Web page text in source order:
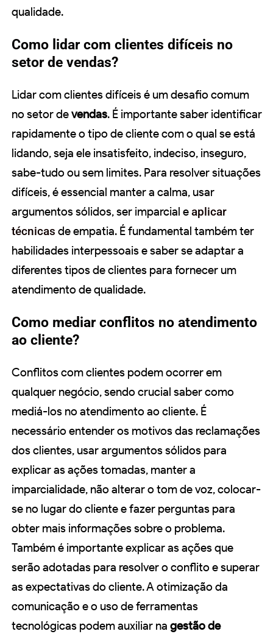
qualidade.
Como lidar com clientes difíceis no
setor de vendas?
Lidar com clientes difíceis é um desafio comum
no setor devendas. É importante saber identificar
rapidamente o tipo de cliente com o qual se está
lidando, seja ele insatisfeito, indeciso, inseguro,
sabe-tudo ou sem limites. Para resolver situações
difíceis, é essencial manter a calma, usar
argumentos sólidos, ser imparcial eaplicar
técnicas de empatia. É fundamental também ter
habilidades interpessoais e saber se adaptar a
diferentes tipos de clientes para fornecer um
atendimento de qualidade.
Como mediar conflitos no atendimento
ao cliente?
Conflitos com clientes podem ocorrer em
qualquer negócio, sendo crucial saber como
mediá-los no atendimento ao cliente. É
necessário entender os motivos das reclamações
dos clientes, usar argumentos sólidos para
explicar as ações tomadas, manter a
imparcialidade, não alterar o tom de voz, colocar-
se no lugar do cliente e fazer perguntas para
obter mais informações sobre o problema.
Também é importante explicar as ações que
serão adotadas para resolver o conflito e superar
as expectativas do cliente. A otimização da
comunicação e o uso de ferramentas
tecnológicas podem auxiliar na gestão de